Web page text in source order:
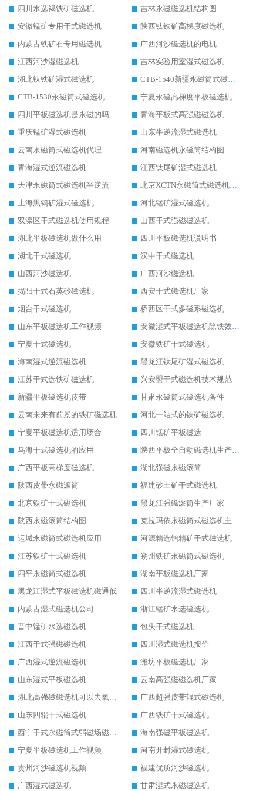
四川水选褐铁矿磁选机
吉林永磁磁选机结构图
安徽锰矿专用干式磁选机
陕西钛铁矿高梯度磁选机
内蒙古铁矿石专用磁选机
广西河沙磁选机的电机
江西河沙湿磁选机
吉林实验用室湿式磁选机
湖北钛铁矿湿式磁选机
CTB-1540新疆永磁筒式磁选机
CTB-1530永磁筒式磁选机代理商
宁夏永磁高梯度平板磁选机
四川平板磁选机是永磁的吗
青海平板式高强磁磁选机
重庆锰矿湿式磁选机
山东半逆流湿式磁选机
云南永磁筒式磁选机代理
河南磁选机永磁筒结构图
青海湿式逆流磁选机
江西钛尾矿湿式磁选机
天津永磁筒式磁选机半逆流
北京XCTN永磁筒式磁选机磁块位置
上海黑钨矿湿式磁选机
河北锰矿湿式磁选机
双滦区干式磁选机使用规程
山西干式强磁磁选机
湖北平板磁选机做什么用
四川平板磁选机说明书
湖北干式磁选机
汉中干式磁选机
山西河沙磁选机
广西河沙磁选机
揭阳干式石英砂磁选机
西安干式磁选机厂家
烟台干式磁选机
桥西区干式多磁系磁选机
山东平板磁选机工作视频
安徽湿式平板磁选机除铁效果怎么样
宁夏干式磁选机
安徽铁矿干式磁选机
海南湿式逆流磁选机
黑龙江钛尾矿湿式磁选机
江苏干式选铁矿磁选机
兴安盟干式磁选机技术规范
新疆平板磁选机皮带
甘肃永磁筒式磁选机备件
云南未来有前景的铁矿磁选机
河北一站式的铁矿磁选机
宁夏平板磁选机适用场合
四川锰矿平板磁选
乌海干式磁选机的应用
陕西平板全自动磁选机生产厂家
广西平板高梯度磁选机
湖北强磁永磁滚筒
陕西皮带永磁滚筒
福建砂土矿干式磁选机
北京铁矿干式磁选机
黑龙江强磁滚筒生产厂家
陕西永磁滚筒结构图
克拉玛依永磁筒式磁选机主要技术参数
运城永磁筒式磁选机应用
河源精选钨精矿干式磁选机
江苏铁矿干式磁选机
朔州铁矿永磁筒式磁选机
四平永磁筒式磁选机
湖南平板磁选机厂家
黑龙江湿式平板磁选机磁通低
四川半逆流湿式磁选机
内蒙古湿式磁选机公司
浙江锰矿水选磁选机
晋中锰矿水选磁选机
包头干式磁选机
江西干式强磁磁选机
四川湿式磁选机报价
广西湿式逆流磁选机
潍坊平板磁选机厂家
山东湿式平板磁选机
云南高强磁磁选机厂家
湖北高强磁磁选机可以去氧化铝
广西超强皮带辊式磁选机
山东四辊干式磁选机
广西铁矿干式磁选机
西宁干式永磁筒式弱磁场磁选机结构图
海南强磁平板磁选机
宁夏平板磁选机工作视频
河南开封湿式磁选机
贵州河沙磁选机视频
福建优质河沙磁选机
广西湿式磁选机
甘肃湿式永磁磁选机